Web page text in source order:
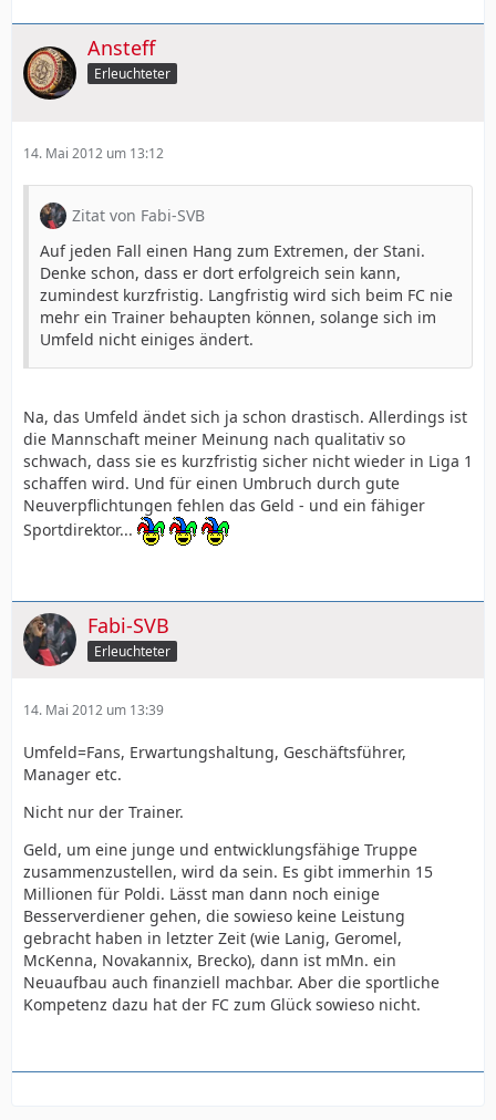
Ansteff
Erleuchteter
14. Mai 2012 um 13:12
Zitat von Fabi-SVB
Auf jeden Fall einen Hang zum Extremen, der Stani.
Denke schon, dass er dort erfolgreich sein kann,
zumindest kurzfristig. Langfristig wird sich beim FC nie
mehr ein Trainer behaupten können, solange sich im
Umfeld nicht einiges ändert.
Na, das Umfeld ändet sich ja schon drastisch. Allerdings ist
die Mannschaft meiner Meinung nach qualitativ so
schwach, dass sie es kurzfristig sicher nicht wieder in Liga 1
schaffen wird. Und für einen Umbruch durch gute
Neuverpflichtungen fehlen das Geld - und ein fähiger
Sportdirektor...
Fabi-SVB
Erleuchteter
14. Mai 2012 um 13:39
Umfeld=Fans, Erwartungshaltung, Geschäftsführer,
Manager etc.
Nicht nur der Trainer.
Geld, um eine junge und entwicklungsfähige Truppe
zusammenzustellen, wird da sein. Es gibt immerhin 15
Millionen für Poldi. Lässt man dann noch einige
Besserverdiener gehen, die sowieso keine Leistung
gebracht haben in letzter Zeit (wie Lanig, Geromel,
McKenna, Novakannix, Brecko), dann ist mMn. ein
Neuaufbau auch finanziell machbar. Aber die sportliche
Kompetenz dazu hat der FC zum Glück sowieso nicht.